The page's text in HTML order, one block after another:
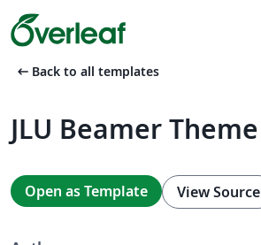
arrow_left_alt Back to all templates
JLU Beamer Theme
Open as Template View Source